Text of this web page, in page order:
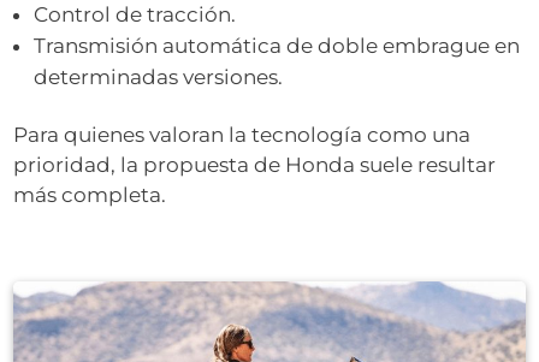
Control de tracción.
Transmisión automática de doble embrague en
determinadas versiones.
Para quienes valoran la tecnología como una
prioridad, la propuesta de Honda suele resultar
más completa.